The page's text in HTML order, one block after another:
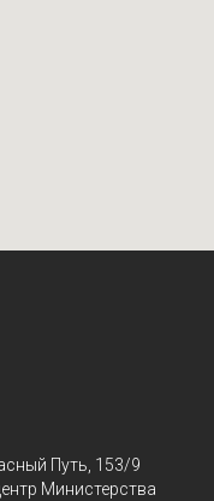
Путь, 153/9
Министерства